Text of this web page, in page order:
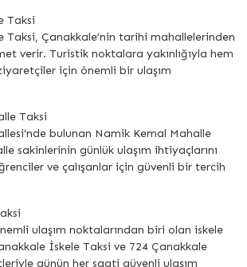
Taksi
Taksi, Çanakkale’nin tarihi mahallelerinden
verir. Turistik noktalara yakınlığıyla hem
için önemli bir ulaşım
Taksi
bulunan Namik Kemal Mahalle
sakinlerinin günlük ulaşım ihtiyaçlarını
ve çalışanlar için güvenli bir tercih
ulaşım noktalarından biri olan iskele
İskele Taksi ve 724 Çanakkale
günün her saati güvenli ulaşım